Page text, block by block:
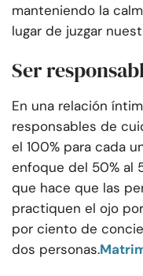
manteniendo la
lugar de juzgar
Ser
En una relación
responsables de
el 100% para cada
enfoque del 50% al
que hace que las
practiquen el ojo
por ciento de
dos personas.